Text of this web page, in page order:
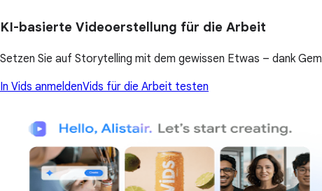
KI-basierte Videoerstellung für die Arbeit
Setzen Sie auf Storytelling mit dem gewissen Etwas – dank
In Vids anmeldenVids für die Arbeit testen